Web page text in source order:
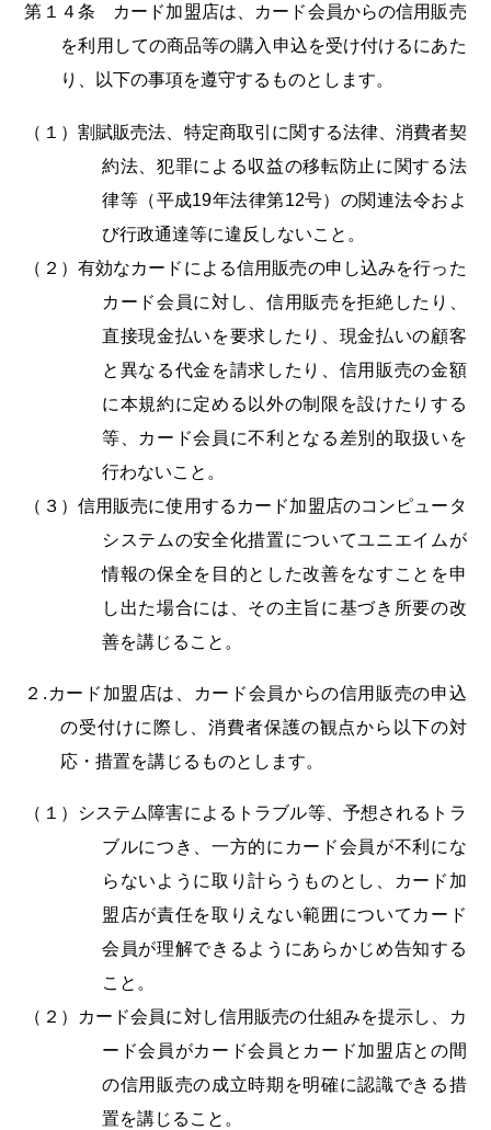
第１４条 カード加盟店は、カード会員からの信用販売
を利用しての商品等の購入申込を受け付けるにあた
り、以下の事項を遵守するものとします。
（１）割賦販売法、特定商取引に関する法律、消費者契
約法、犯罪による収益の移転防止に関する法
律等（平成19年法律第12号）の関連法令およ
び行政通達等に違反しないこと。
（２）有効なカードによる信用販売の申し込みを行った
カード会員に対し、信用販売を拒絶したり、
直接現金払いを要求したり、現金払いの顧客
と異なる代金を請求したり、信用販売の金額
に本規約に定める以外の制限を設けたりする
等、カード会員に不利となる差別的取扱いを
行わないこと。
（３）信用販売に使用するカード加盟店のコンピュータ
システムの安全化措置についてユニエイムが
情報の保全を目的とした改善をなすことを申
し出た場合には、その主旨に基づき所要の改
善を講じること。
２.カード加盟店は、カード会員からの信用販売の申込
の受付けに際し、消費者保護の観点から以下の対
応・措置を講じるものとします。
（１）システム障害によるトラブル等、予想されるトラ
ブルにつき、一方的にカード会員が不利にな
らないように取り計らうものとし、カード加
盟店が責任を取りえない範囲についてカード
会員が理解できるようにあらかじめ告知する
こと。
（２）カード会員に対し信用販売の仕組みを提示し、カ
ード会員がカード会員とカード加盟店との間
の信用販売の成立時期を明確に認識できる措
置を講じること。